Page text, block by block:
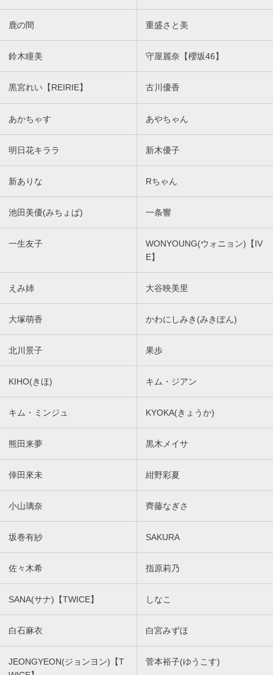
鹿の間 重盛さと美
鈴木瞳美 守屋麗奈【櫻坂46】
黒宮れい【REIRIE】 古川優香
あかちゃす あやちゃん
明日花キララ 新木優子
新ありな Rちゃん
池田美優(みちょぱ) 一条響
一生友子
WONYOUNG(ウォニョン)【IV
E】
えみ姉 大谷映美里
大塚萌香 かわにしみき(みきぽん)
北川景子 果歩
KIHO(きほ) キム・ジアン
キム・ミンジュ KYOKA(きょうか)
熊田来夢 黒木メイサ
倖田來未 紺野彩夏
小山璃奈 齊藤なぎさ
坂巻有紗 SAKURA
佐々木希 指原莉乃
SANA(サナ)【TWICE】 しなこ
白石麻衣 白宮みずほ
JEONGYEON(ジョンヨン)【T
菅本裕子(ゆうこす)